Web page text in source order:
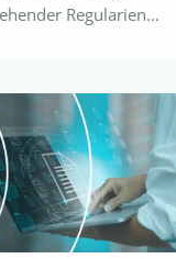
Regularien
genutzt, um die
auf Basis
europäischen
und Verordnungen zu
u.a. die Packaging
…